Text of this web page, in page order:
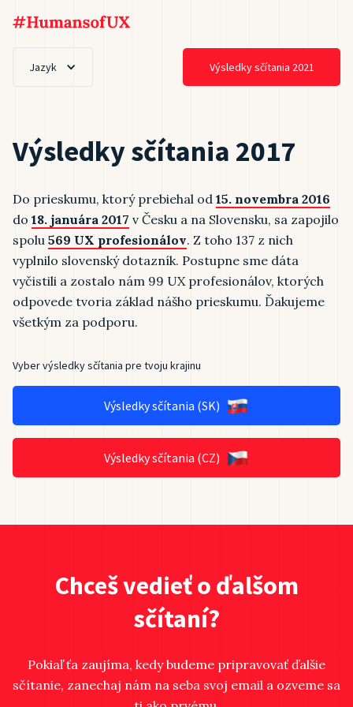
Jazyk Výsledky sčítania 2021
Výsledky sčítania 2017
Do prieskumu, ktorý prebiehal od 15. novembra 2016
do 18. januára 2017 v Česku a na Slovensku, sa zapojilo
spolu 569 UX profesionálov. Z toho 137 z nich
vyplnilo slovenský dotazník. Postupne sme dáta
vyčistili a zostalo nám 99 UX profesionálov, ktorých
odpovede tvoria základ nášho prieskumu. Ďakujeme
všetkým za podporu.
Vyber výsledky sčítania pre tvoju krajinu
Výsledky sčítania (SK)
Výsledky sčítania (CZ)
Chceš vedieť o ďalšom
sčítaní?
Pokiaľ ťa zaujíma, kedy budeme pripravovať ďalšie
sčítanie, zanechaj nám na seba svoj email a ozveme sa